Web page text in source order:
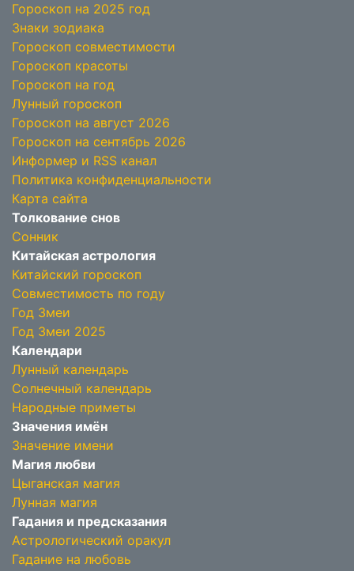
Гороскоп на 2025 год
Знаки зодиака
Гороскоп совместимости
Гороскоп красоты
Гороскоп на год
Лунный гороскоп
Гороскоп на август 2026
Гороскоп на сентябрь 2026
Информер и RSS канал
Политика конфиденциальности
Карта сайта
Толкование снов
Сонник
Китайская астрология
Китайский гороскоп
Совместимость по году
Год Змеи
Год Змеи 2025
Календари
Лунный календарь
Солнечный календарь
Народные приметы
Значения имён
Значение имени
Магия любви
Цыганская магия
Лунная магия
Гадания и предсказания
Астрологический оракул
Гадание на любовь